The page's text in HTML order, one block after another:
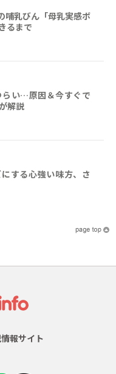
哺乳びん「母乳実感ボ
るまで
い…原因＆今すぐで
解説
する心強い味方、さ
報サイト